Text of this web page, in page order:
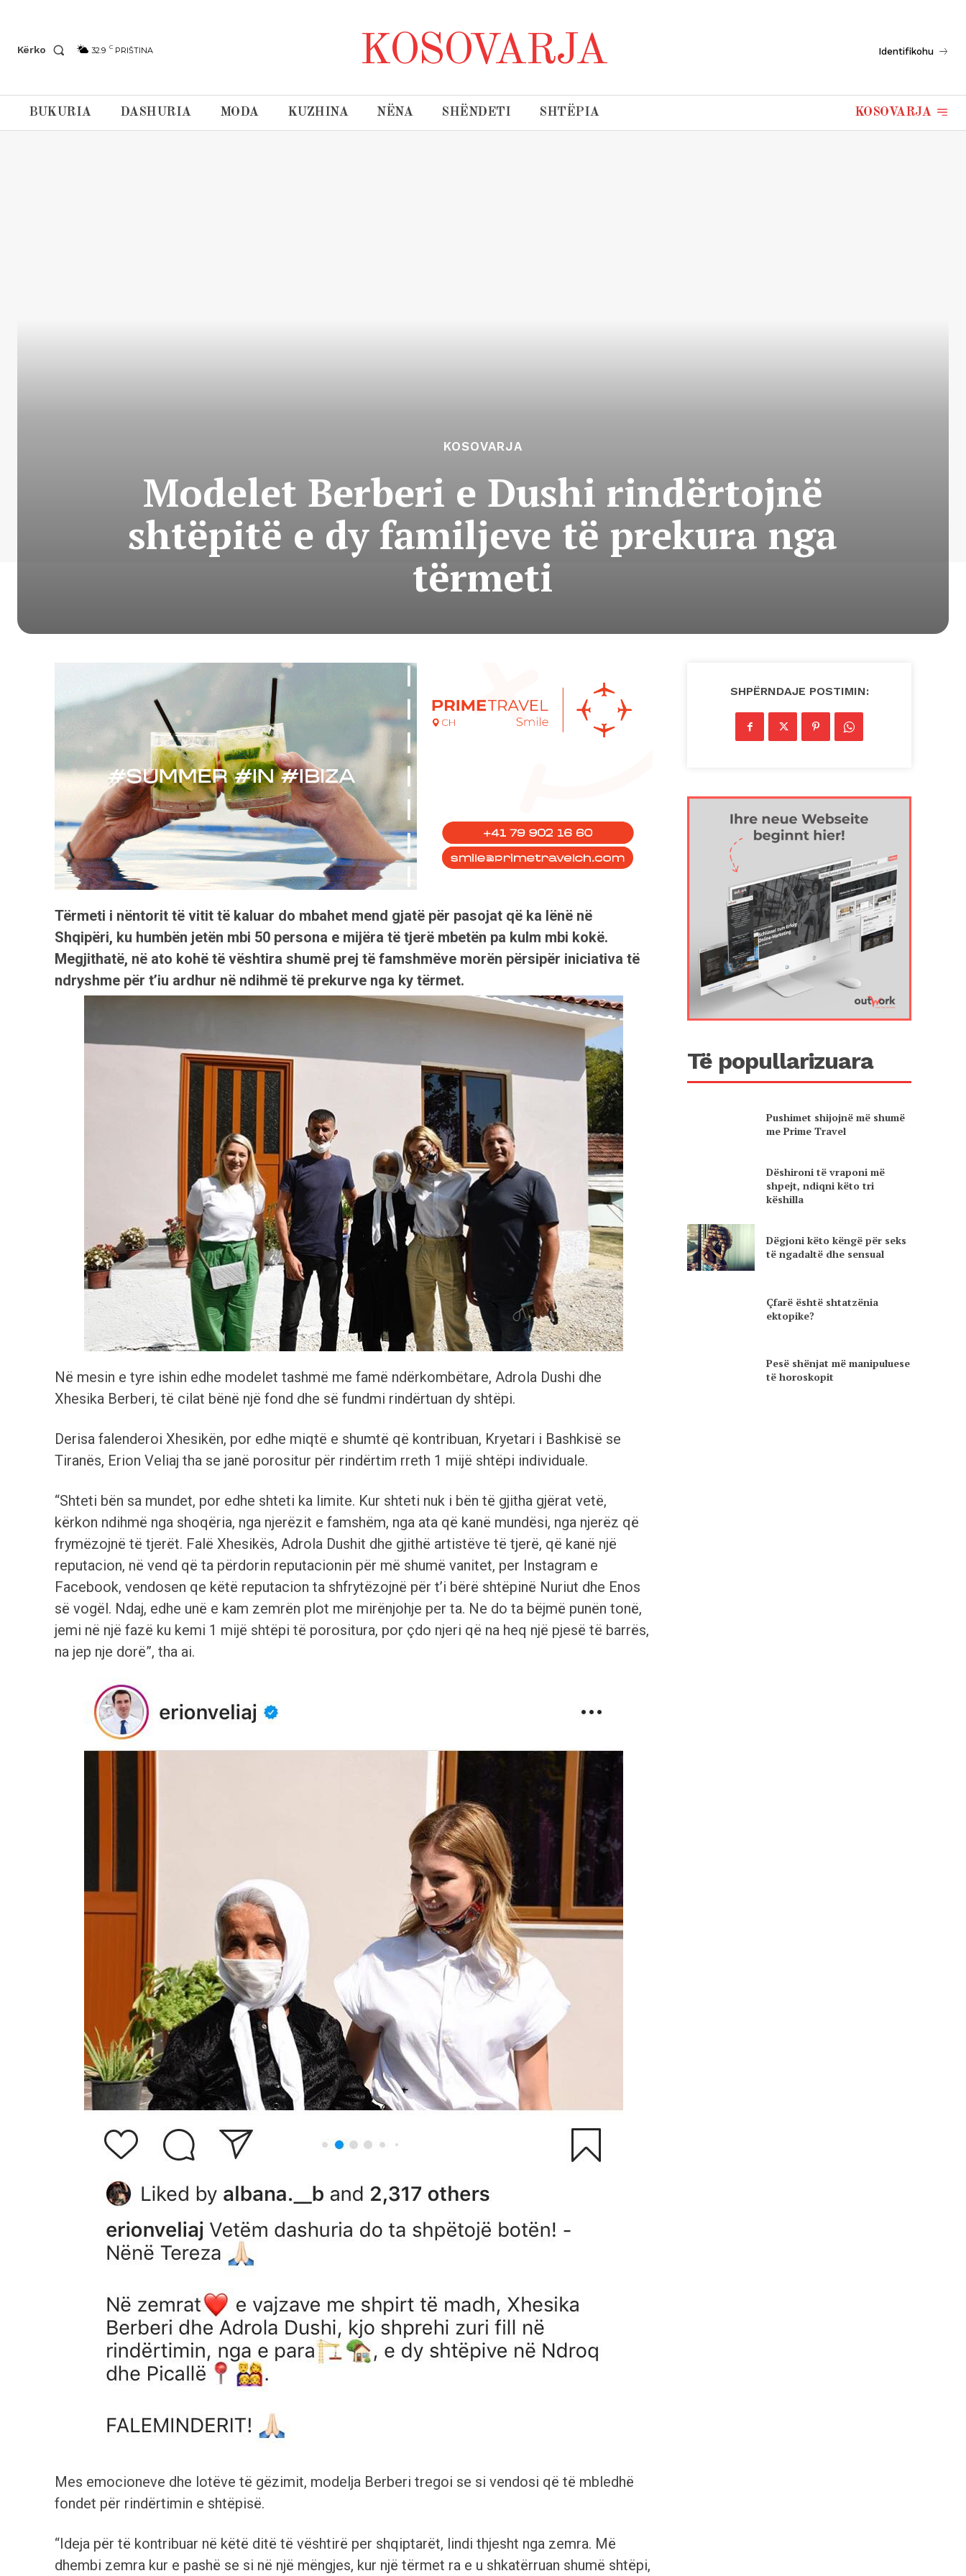
Kërko 32.9 C PRIŠTINA KOSOVARJA Identifikohu
BUKURIA DASHURIA MODA KUZHINA NËNA SHËNDETI SHTËPIA KOSOVARJA
KOSOVARJA
Modelet Berberi e Dushi rindërtojnë
shtëpitë e dy familjeve të prekura nga
tërmeti
Tërmeti i nëntorit të vitit të kaluar do mbahet mend gjatë për pasojat që ka lënë në
Shqipëri, ku humbën jetën mbi 50 persona e mijëra të tjerë mbetën pa kulm mbi kokë.
Megjithatë, në ato kohë të vështira shumë prej të famshmëve morën përsipër iniciativa të
ndryshme për t’iu ardhur në ndihmë të prekurve nga ky tërmet.
Në mesin e tyre ishin edhe modelet tashmë me famë ndërkombëtare, Adrola Dushi dhe
Xhesika Berberi, të cilat bënë një fond dhe së fundmi rindërtuan dy shtëpi.
Derisa falenderoi Xhesikën, por edhe miqtë e shumtë që kontribuan, Kryetari i Bashkisë se
Tiranës, Erion Veliaj tha se janë porositur për rindërtim rreth 1 mijë shtëpi individuale.
“Shteti bën sa mundet, por edhe shteti ka limite. Kur shteti nuk i bën të gjitha gjërat vetë,
kërkon ndihmë nga shoqëria, nga njerëzit e famshëm, nga ata që kanë mundësi, nga njerëz që
frymëzojnë të tjerët. Falë Xhesikës, Adrola Dushit dhe gjithë artistëve të tjerë, që kanë një
reputacion, në vend që ta përdorin reputacionin për më shumë vanitet, per Instagram e
Facebook, vendosen qe këtë reputacion ta shfrytëzojnë për t’i bërë shtëpinë Nuriut dhe Enos
së vogël. Ndaj, edhe unë e kam zemrën plot me mirënjohje per ta. Ne do ta bëjmë punën tonë,
jemi në një fazë ku kemi 1 mijë shtëpi të porositura, por çdo njeri që na heq një pjesë të barrës,
na jep nje dorë”, tha ai.
Mes emocioneve dhe lotëve të gëzimit, modelja Berberi tregoi se si vendosi që të mbledhë
fondet për rindërtimin e shtëpisë.
“Ideja për të kontribuar në këtë ditë të vështirë per shqiptarët, lindi thjesht nga zemra. Më
dhembi zemra kur e pashë se si në një mëngjes, kur një tërmet ra e u shkatërruan shumë shtëpi,
SHPËRNDAJE POSTIMIN:
Të popullarizuara
Pushimet shijojnë më shumë
me Prime Travel
Dëshironi të vraponi më
shpejt, ndiqni këto tri
këshilla
Dëgjoni këto këngë për seks
të ngadaltë dhe sensual
Çfarë është shtatzënia
ektopike?
Pesë shënjat më manipuluese
të horoskopit